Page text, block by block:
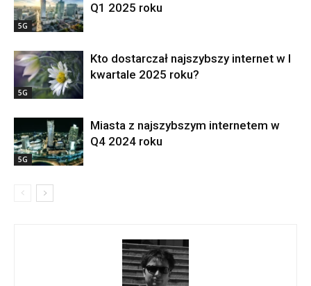
5G
Q1 2025 roku
5G
Kto dostarczał najszybszy internet w I
kwartale 2025 roku?
5G
Miasta z najszybszym internetem w
Q4 2024 roku